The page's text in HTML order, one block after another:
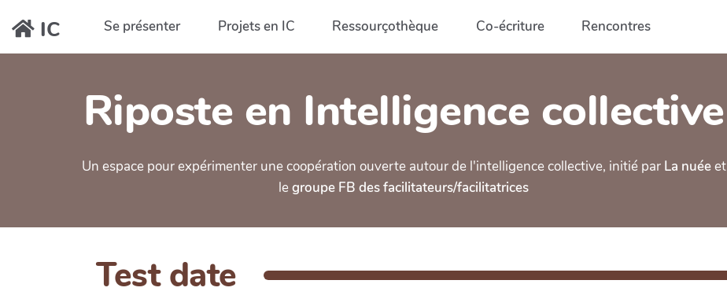
Aller au contenu principal
IC Se présenter Projets en IC Ressourçothèque Co-écriture Rencontres
Riposte en Intelligence collective
Un espace pour expérimenter une coopération ouverte autour de l'intelligence collective, initié par La nuéeet
legroupe FB des facilitateurs/facilitatrices
Test date